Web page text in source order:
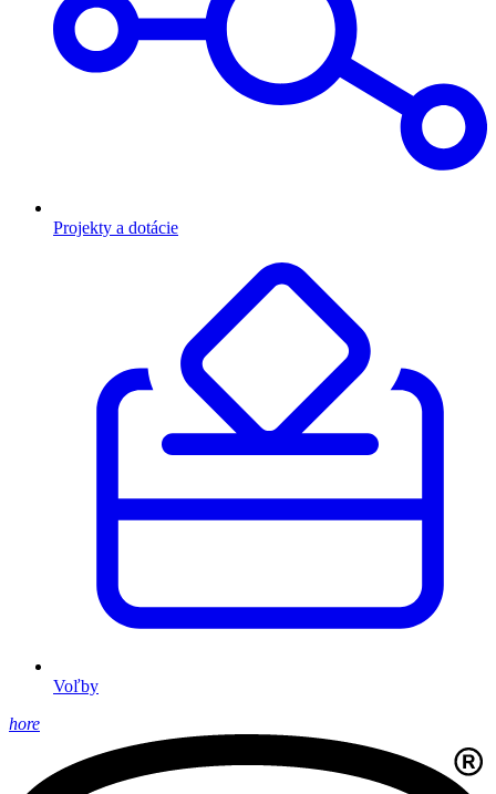
Projekty a dotácie
Voľby
hore